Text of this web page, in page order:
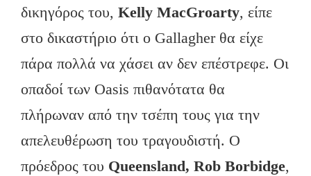
δικηγόρος του, Kelly MacGroarty, είπε
στο δικαστήριο ότι ο Gallagher θα είχε
πάρα πολλά να χάσει αν δεν επέστρεφε. Οι
οπαδοί των Oasis πιθανότατα θα
πλήρωναν από την τσέπη τους για την
απελευθέρωση του τραγουδιστή. Ο
πρόεδρος του Queensland, Rob Borbidge,